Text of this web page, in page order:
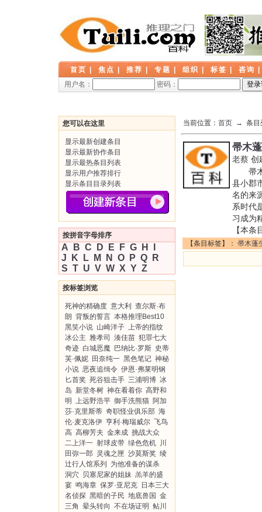
首页 焦点 推荐 专题 组织 标签 咨询
用户名：
密码：
您可以在这里
显示最新创建条目
显示最新协作条目
显示最热条目列表
显示用户推荐排行
显示条目目录列表
按拼音字母排序
A B C D E F G H
J
K L M N O P Q
R
S T U V W X Y Z
按标签浏览
死神的精确度 意大利
查尔斯·布
朗 背叛的誓言 本格推理Best10
黑笑小说 山崎洋子 上帝的指纹
冰公主 雅孝司 湊佳苗 犯罪七大
奇迹 白城恶魔 巴纳比·罗斯 史蒂
芙·佩妮 田奈纯一 黑色笔记 神秘
小说 恶夜追缉令 伊恩·弗莱明钢
匕首奖 死谷狙击手 三浦明博 冰
岛 新堂冬树 神在看着你 高野和
明 上远野浩平 御手洗熊猫 阿加
莎·克里斯蒂 奇职怪业俱乐部 海
伦·麦克洛伊 亨利·梅瑞威尔 飞鸟
高 高柳芳夫 金来成 挑战大众
二上洋一 射球皮带 绿色危机 川
田弥一郎 灵魂之匣 沙莫斯奖 绫
辻行人馆系列
为他准备的谋杀
洞穴
贝塞尼家的姐妹 羔羊的盛
宴 鸣海章 保罗·亚尼克 日本三大
名侦探 黑暗的子民 地底兽国 金
三角 晕头转向 不在场证明 鲇川
当前位置： 首页 → 条目
帚木
老蔡 创
帚木
县小郡
名的来
系时代
习成为
【本条
【条目标签】： 帚木蓬